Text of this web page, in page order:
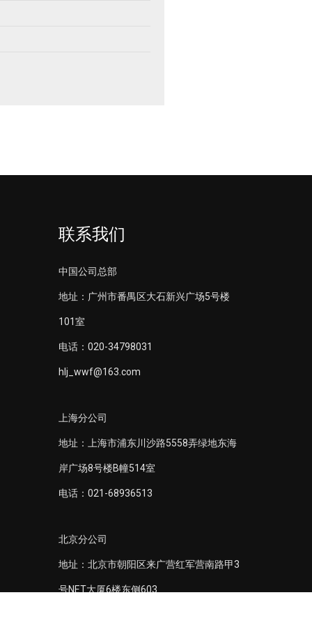
联系我们
中国公司总部
地址：广州市番禺区大石新兴广场5号楼
101室
电话：020-34798031
hlj_wwf@163.com
上海分公司
地址：上海市浦东川沙路5558弄绿地东海
岸广场8号楼B幢514室
电话：021-68936513
北京分公司
地址：北京市朝阳区来广营红军营南路甲3
号NET大厦6楼东侧603